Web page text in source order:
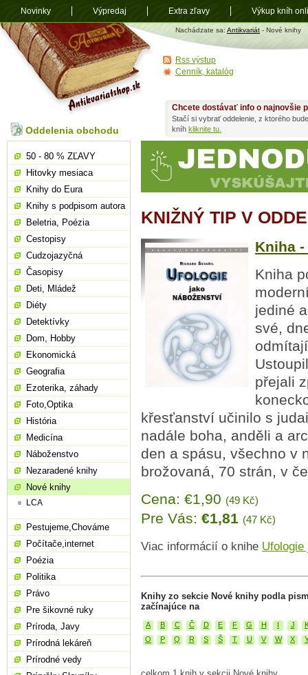
Antikvariát
shop.sk
Nachádzate sa: Antikvariát - Nové knihy
KNIŽNÝ TIP V
Kniha
Kniha
jediné
své,
přejali
křesťanství učinilo s
nadále boha, anděli a
den a spásu, všechno v
brožovaná, 70 strán, v
Cena: €1,90 (49 Kč)
Pre Vás: €1,81 (47 Kč)
Viac informácií o knihe
Knihy zo sekcie Nové knihy podla
začínajúce na
A B C Č D E F G H I J
O
P Q R S Š T U V W X
Chcete dostávať info o najnovšie
Stačí si vybrať oddelenie, z ktorého
kníh kliknite tu.
Oddelenia obchodu
50 - 80 % ZĽAVY
Hitovky mesiaca
Knihy do Eura
Knihy s podpisom autora
Beletria, Poézia
Cestopisy
Cudzojazyčná
Časopisy
Deti, Mládež
Diéty
Detektívky
Dom, Hobby
Ekonomická
Geografia
Ezoterika, záhady
Foto,Optika
História
Medicína
Náboženstvo
Nezaradené knihy
Nové knihy
LCA
Pestujeme,Chováme
Počítače,internet
Poézia
Politika
Právo
Pre šikovné ruky
Príroda, Javy
Prírodná lekáreň
Prírodné vedy
Rss výstup
Cenník, katalóg
Novinky Výpredaj Extra zľavy Výkup kníh